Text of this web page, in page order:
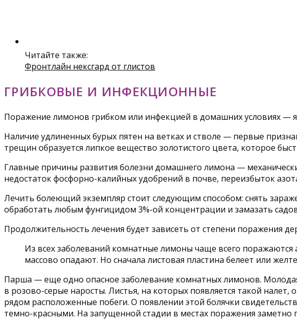
Читайте также:
Фронтлайн нексгард от глистов
ГРИБКОВЫЕ И ИНФЕКЦИОННЫЕ
Поражение лимонов грибком или инфекцией в домашних условиях —
Наличие удлиненных бурых пятен на ветках и стволе — первые
трещин образуется липкое вещество золотистого цвета, которое
Главные причины развития болезни домашнего лимона —
недостаток фосфорно-калийных удобрений в почве, переизбыток
Лечить болеющий экземпляр стоит следующим способом: снять
обработать любым фунгицидом 3%-ой концентрации и замазать
Продолжительность лечения будет зависеть от степени поражения
Из всех заболеваний комнатные лимоны чаще всего поражаются
массово опадают. Но сначала листовая пластина белеет или
Парша — еще одно опасное заболевание комнатных лимонов.
в розово-серые наросты. Листья, на которых появляется такой
рядом расположенные побеги. О появлении этой болячки
темно-красными. На запущенной стадии в местах поражения заметно